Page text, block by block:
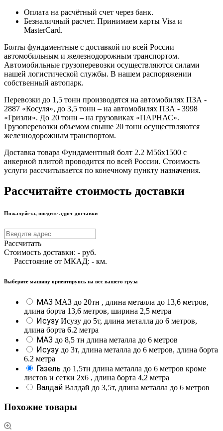
Оплата на расчётный счет через банк.
Безналичный расчет. Принимаем карты Visa и
MasterCard.
Болты фундаментные с доставкой по всей России
автомобильным и железнодорожным транспортом.
Автомобильные грузоперевозки осуществляются силами
нашей логистической службы. В нашем распоряжении
собственный автопарк.
Перевозки до 1,5 тонн производятся на автомобилях ПЗА -
2887 «Косуля», до 3,5 тонн – на автомобилях ПЗА - 3998
«Гризли». До 20 тонн – на грузовиках «ПАРНАС».
Грузоперевозки объемом свыше 20 тонн осуществляются
железнодорожным транспортом.
Доставка товара Фундаментный болт 2.2 М56х1500 с
анкерной плитой проводится по всей России. Стоимость
услуги рассчитывается по конечному пункту назначения.
Рассчитайте стоимость доставки
Пожалуйста, введите адрес доставки
Рассчитать
Стоимость доставки: - руб.
Расстояние от МКАД: - км.
Выберите машину ориентируясь на вес вашего груза
МАЗ МАЗ до 20тн , длина металла до 13,6 метров,
длина борта 13,6 метров, ширина 2,5 метра
Исузу Исузу до 5т, длина металла до 6 метров,
длина борта 6.2 метра
МАЗ до 8,5 тн длина металла до 6 метров
Исузу до 3т, длина металла до 6 метров, длина борта
6.2 метра
Газель до 1,5тн длина металла до 6 метров кроме
листов и сетки 2х6 , длина борта 4,2 метра
Валдай Валдай до 3,5т, длина металла до 6 метров
Похожие товары